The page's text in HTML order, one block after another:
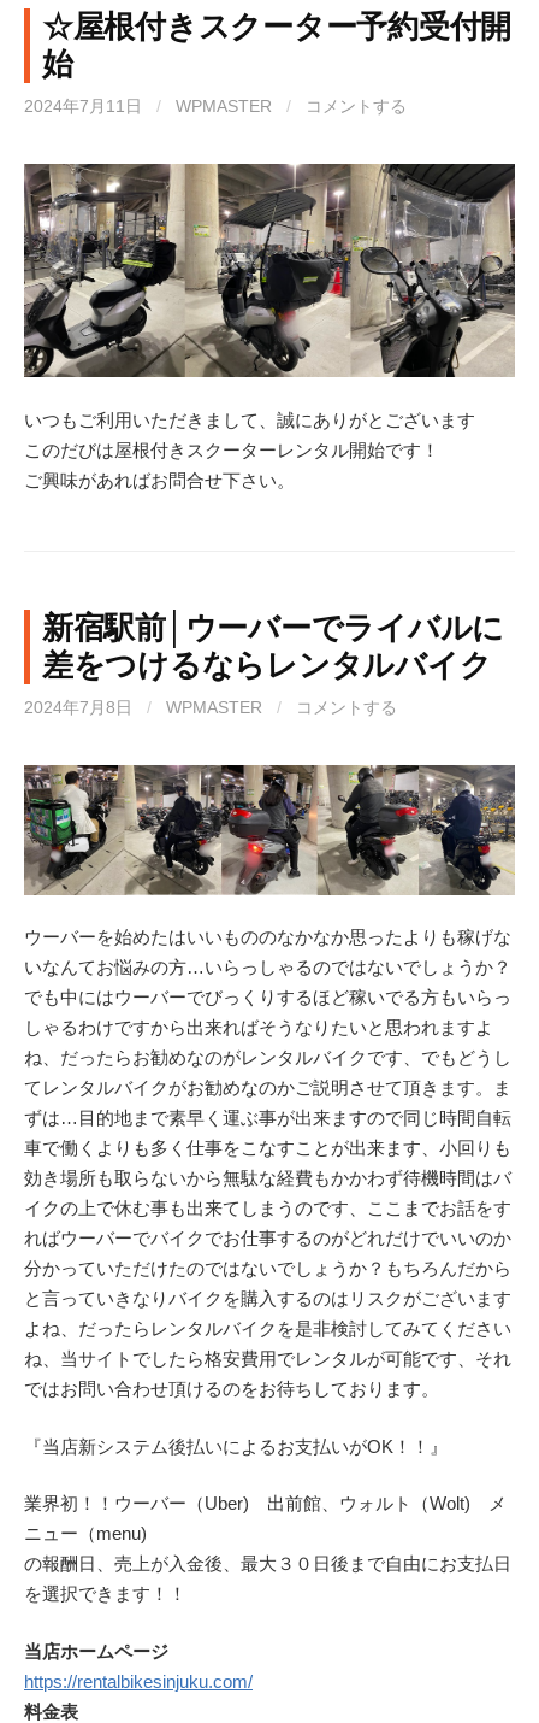
☆屋根付きスクーター予約受付開
始
2024年7月11日 / WPMASTER / コメントする
いつもご利用いただきまして、誠にありがとございます
このだびは屋根付きスクーターレンタル開始です！
ご興味があればお問合せ下さい。
新宿駅前│ウーバーでライバルに
差をつけるならレンタルバイク
2024年7月8日 / WPMASTER / コメントする
ウーバーを始めたはいいもののなかなか思ったよりも稼げな
いなんてお悩みの方…いらっしゃるのではないでしょうか？
でも中にはウーバーでびっくりするほど稼いでる方もいらっ
しゃるわけですから出来ればそうなりたいと思われますよ
ね、だったらお勧めなのがレンタルバイクです、でもどうし
てレンタルバイクがお勧めなのかご説明させて頂きます。ま
ずは…目的地まで素早く運ぶ事が出来ますので同じ時間自転
車で働くよりも多く仕事をこなすことが出来ます、小回りも
効き場所も取らないから無駄な経費もかかわず待機時間はバ
イクの上で休む事も出来てしまうのです、ここまでお話をす
ればウーバーでバイクでお仕事するのがどれだけでいいのか
分かっていただけたのではないでしょうか？もちろんだから
と言っていきなりバイクを購入するのはリスクがございます
よね、だったらレンタルバイクを是非検討してみてください
ね、当サイトでしたら格安費用でレンタルが可能です、それ
ではお問い合わせ頂けるのをお待ちしております。
『当店新システム後払いによるお支払いがOK！！』
業界初！！ウーバー（Uber) 出前館、ウォルト（Wolt) メ
ニュー（menu)
の報酬日、売上が入金後、最大３０日後まで自由にお支払日
を選択できます！！
当店ホームページ
https://rentalbikesinjuku.com/
料金表